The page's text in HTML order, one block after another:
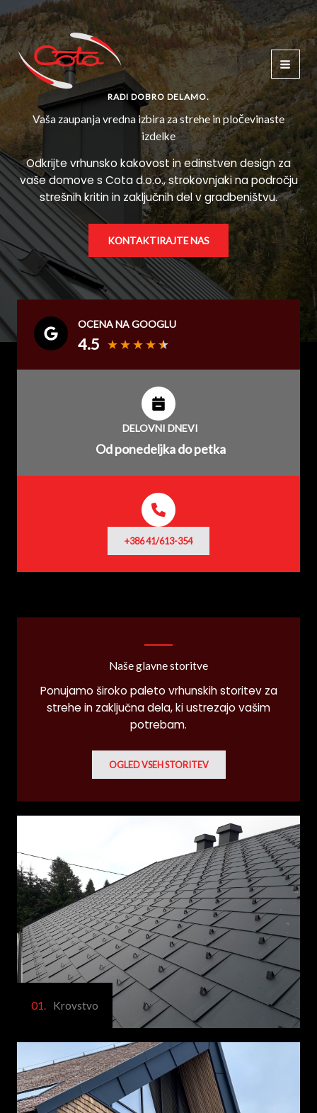
to
content
RADI DOBRO DELAMO.
Vaša zaupanja vredna izbira za strehe in pločevinaste
izdelke
Odkrijte vrhunsko kakovost in edinstven design za
vaše domove s Cota d.o.o., strokovnjaki na področju
strešnih kritin in zaključnih del v gradbeništvu.
KONTAKTIRAJTE NAS
OCENA NA GOOGLU
4.5 ★★★★★
DELOVNI DNEVI
Od ponedeljka do petka
+386 41/613-354
Naše glavne storitve
Ponujamo široko paleto vrhunskih storitev za
strehe in zaključna dela, ki ustrezajo vašim
potrebam.
OGLED VSEH STORITEV
01. Krovstvo